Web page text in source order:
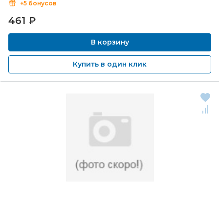
+5 бонусов
461 ₽
В корзину
Купить в один клик